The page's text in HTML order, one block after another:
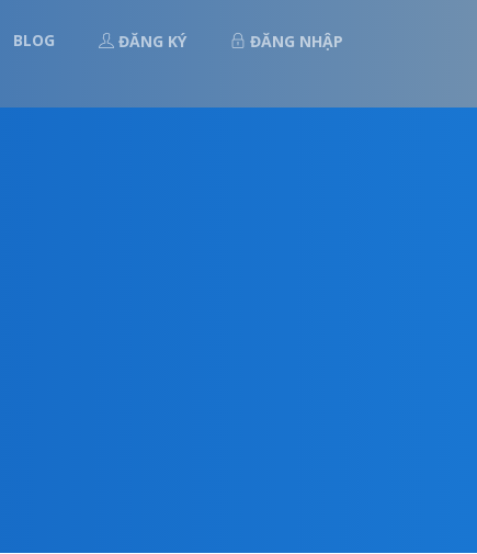
BLOG ĐĂNG KÝ ĐĂNG NHẬP